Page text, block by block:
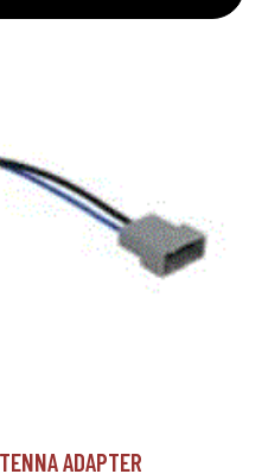
ADAPTER